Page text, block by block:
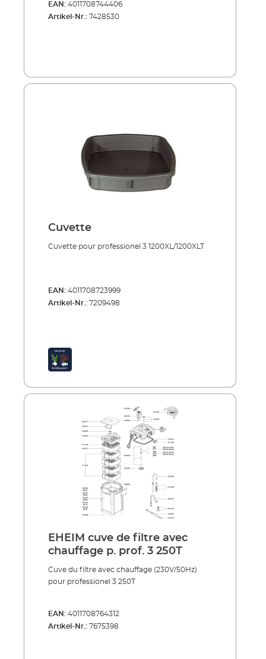
EAN: 4011708744406
Artikel-Nr.: 7428530
Cuvette
Cuvette pour professionel 3 1200XL/1200XLT
EAN: 4011708723999
Artikel-Nr.: 7209498
EHEIM cuve de filtre avec
chauffage p. prof. 3 250T
Cuve du filtre avec chauffage (230V/50Hz)
pour professionel 3 250T
EAN: 4011708764312
Artikel-Nr.: 7675398